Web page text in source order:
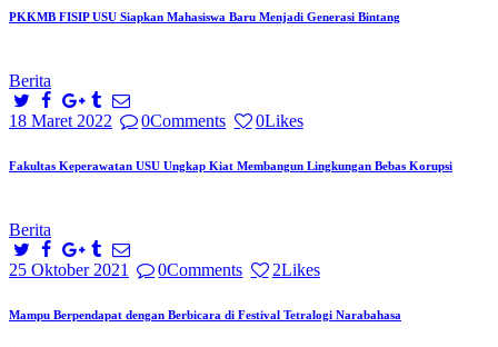
PKKMB FISIP USU Siapkan Mahasiswa Baru Menjadi Generasi Bintang
Berita
18 Maret 2022 0Comments 0Likes
Fakultas Keperawatan USU Ungkap Kiat Membangun Lingkungan Bebas Korupsi
Berita
25 Oktober 2021 0Comments 2Likes
Mampu Berpendapat dengan Berbicara di Festival Tetralogi Narabahasa